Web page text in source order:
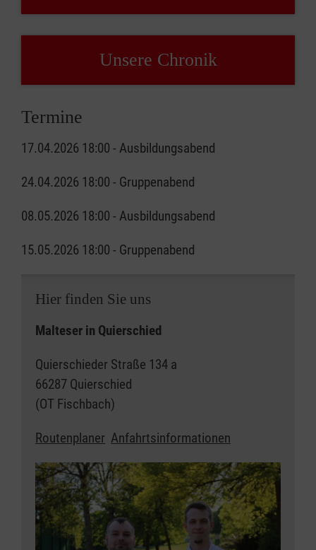
Unsere Chronik
Termine
17.04.2026 18:00 - Ausbildungsabend
24.04.2026 18:00 - Gruppenabend
08.05.2026 18:00 - Ausbildungsabend
15.05.2026 18:00 - Gruppenabend
Hier finden Sie uns
Malteser in Quierschied
Quierschieder Straße 134 a
66287 Quierschied
(OT Fischbach)
Routenplaner Anfahrtsinformationen